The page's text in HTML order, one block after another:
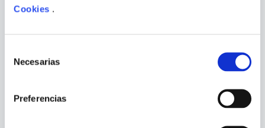
Cookies .
Necesarias
Preferencias
SONRIE
JOHN HOMVALL
EL BOSQUE DE LOS TROLES